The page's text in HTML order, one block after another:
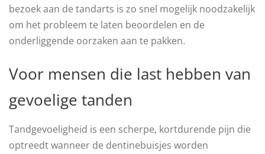
bezoek aan de tandarts is zo snel mogelijk noodzakelijk
om het probleem te laten beoordelen en de
onderliggende oorzaken aan te pakken.
Voor mensen die last hebben van
gevoelige tanden
Tandgevoeligheid is een scherpe, kortdurende pijn die
optreedt wanneer de dentinebuisjes worden